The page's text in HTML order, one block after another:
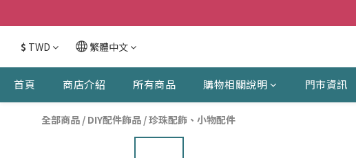
$ TWD 繁體中文
首頁 商店介紹 所有商品 購物相關說明 門市資訊
全部商品 / DIY配件飾品 /珍珠配飾、小物配件